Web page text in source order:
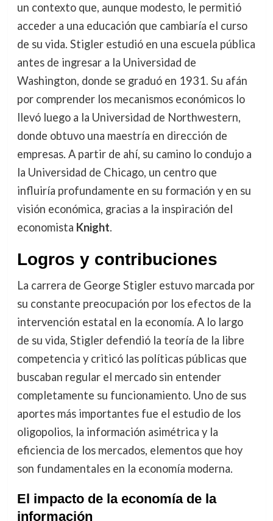
un contexto que, aunque modesto, le permitió
acceder a una educación que cambiaría el curso
de su vida. Stigler estudió en una escuela pública
antes de ingresar a la Universidad de
Washington, donde se graduó en 1931. Su afán
por comprender los mecanismos económicos lo
llevó luego a la Universidad de Northwestern,
donde obtuvo una maestría en dirección de
empresas. A partir de ahí, su camino lo condujo a
la Universidad de Chicago, un centro que
influiría profundamente en su formación y en su
visión económica, gracias a la inspiración del
economista Knight.
Logros y contribuciones
La carrera de George Stigler estuvo marcada por
su constante preocupación por los efectos de la
intervención estatal en la economía. A lo largo
de su vida, Stigler defendió la teoría de la libre
competencia y criticó las políticas públicas que
buscaban regular el mercado sin entender
completamente su funcionamiento. Uno de sus
aportes más importantes fue el estudio de los
oligopolios, la información asimétrica y la
eficiencia de los mercados, elementos que hoy
son fundamentales en la economía moderna.
El impacto de la economía de la
información